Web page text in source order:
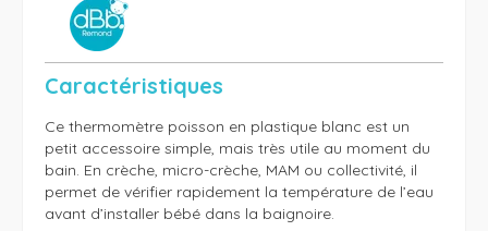
Caractéristiques
Ce thermomètre poisson en plastique blanc est un
petit accessoire simple, mais très utile au moment du
bain. En crèche, micro-crèche, MAM ou collectivité, il
permet de vérifier rapidement la température de l’eau
avant d’installer bébé dans la baignoire.